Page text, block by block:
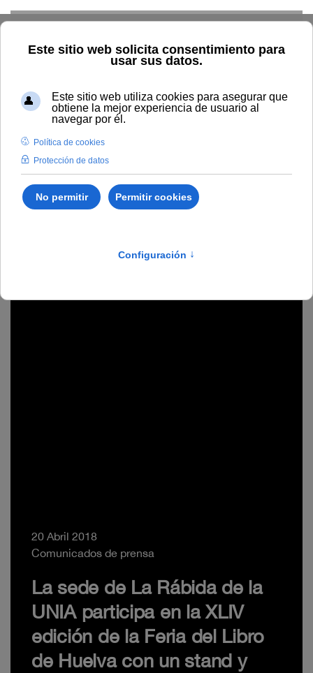
20 Abril 2018
Comunicados de prensa
La sede de La Rábida de la
UNIA participa en la XLIV
edición de la Feria del Libro
de Huelva con un stand y